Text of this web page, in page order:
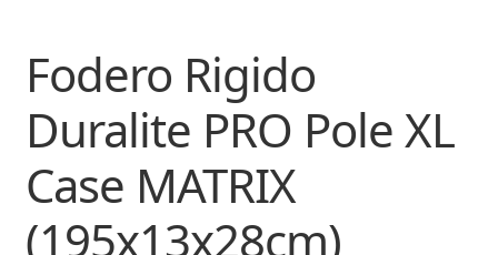
Fodero Rigido
Duralite PRO Pole XL
Case MATRIX
(195x13x28cm)